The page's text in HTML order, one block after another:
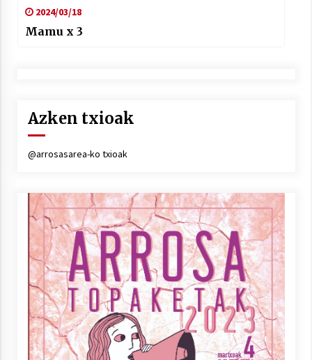
2024/03/18
Mamu x 3
Azken txioak
@arrosasarea-ko txioak